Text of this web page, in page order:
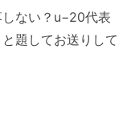
ない？u−20代表
題してお送りして